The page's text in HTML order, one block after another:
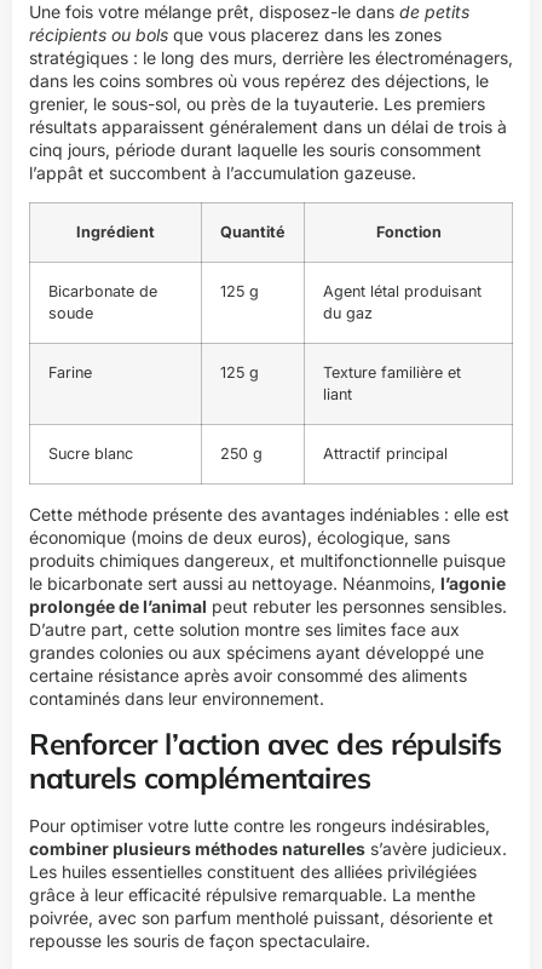
Une fois votre mélange prêt, disposez-le dans de petits
récipients ou bols que vous placerez dans les zones
stratégiques : le long des murs, derrière les électroménagers,
dans les coins sombres où vous repérez des déjections, le
grenier, le sous-sol, ou près de la tuyauterie. Les premiers
résultats apparaissent généralement dans un délai de trois à
cinq jours, période durant laquelle les souris consomment
l’appât et succombent à l’accumulation gazeuse.
Ingrédient Quantité Fonction
Bicarbonate de
soude
125 g
Agent létal produisant
du gaz
Farine 125 g
Texture familière et
liant
Sucre blanc 250 g Attractif principal
Cette méthode présente des avantages indéniables : elle est
économique (moins de deux euros), écologique, sans
produits chimiques dangereux, et multifonctionnelle puisque
le bicarbonate sert aussi au nettoyage. Néanmoins, l’agonie
prolongée de l’animal peut rebuter les personnes sensibles.
D’autre part, cette solution montre ses limites face aux
grandes colonies ou aux spécimens ayant développé une
certaine résistance après avoir consommé des aliments
contaminés dans leur environnement.
Renforcer l’action avec des répulsifs
naturels complémentaires
Pour optimiser votre lutte contre les rongeurs indésirables,
combiner plusieurs méthodes naturelles s’avère judicieux.
Les huiles essentielles constituent des alliées privilégiées
grâce à leur efficacité répulsive remarquable. La menthe
poivrée, avec son parfum mentholé puissant, désoriente et
repousse les souris de façon spectaculaire.